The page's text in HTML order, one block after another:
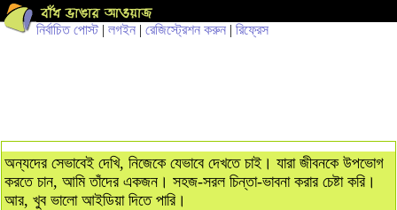
নির্বাচিত পোস্ট| লগইন | রেজিস্ট্রেশন করুন | রিফ্রেস
অন্যদের সেভাবেই দেখি, নিজেকে যেভাবে দেখতে চাই। যারা জীবনকে উপভোগ
করতে চান, আমি তাঁদের একজন। সহজ-সরল চিন্তা-ভাবনা করার চেষ্টা করি।
আর, খুব ভালো আইডিয়া দিতে পারি।